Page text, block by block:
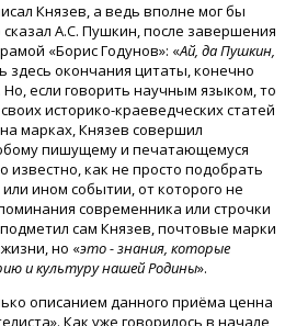
Князев, а ведь вполне мог бы
сказал А.С. Пушкин, после завершения
«Борис Годунов»: «Ай, да Пушкин,
здесь окончания цитаты, конечно
если говорить научным языком, то
историко-краеведческих статей
марках, Князев совершил
пишущему и печатающемуся
известно, как не просто подобрать
ином событии, от которого не
современника или строчки
сам Князев, почтовые марки
но «это - знания, которые
и культуру нашей Родины».
описанием данного приёма ценна
Как уже говорилось в начале